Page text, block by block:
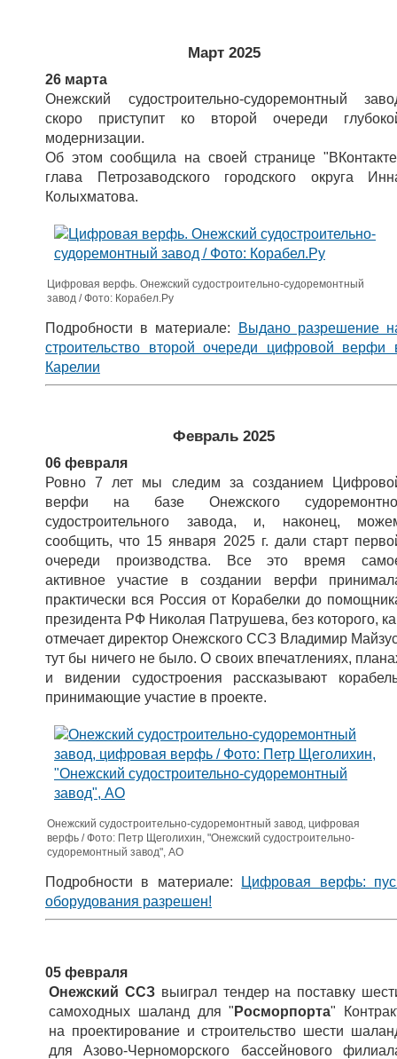
Март 2025
26 марта
Онежский судостроительно-судоремонтный
скоро приступит ко второй очереди
модернизации.
Об этом сообщила на своей странице
глава Петрозаводского городского округа
Колыхматова.
Цифровая верфь. Онежский судостроительно-судоремонтный
завод / Фото: Корабел.Ру
Подробности в материале:
Выдано разрешение
строительство второй очереди цифровой верфи
Карелии
Февраль 2025
06 февраля
Ровно 7 лет мы следим за созданием
верфи на базе Онежского
судостроительного завода, и, наконец,
сообщить, что 15 января 2025 г. дали старт
очереди производства. Все это время
активное участие в создании верфи
практически вся Россия от Корабелки до
президента РФ Николая Патрушева, без которого,
отмечает директор Онежского ССЗ Владимир
тут бы ничего не было. О своих впечатлениях,
и видении судостроения рассказывают
принимающие участие в проекте.
Онежский судостроительно-судоремонтный завод, цифровая
верфь / Фото: Петр Щеголихин, "Онежский судостроительно-
судоремонтный завод", АО
Подробности в материале:
Цифровая верфь:
оборудования разрешен!
05 февраля
Онежский ССЗ выиграл тендер на поставку
самоходных шаланд для " Росморпорта"
на проектирование и строительство шести
для Азово-Черноморского бассейнового